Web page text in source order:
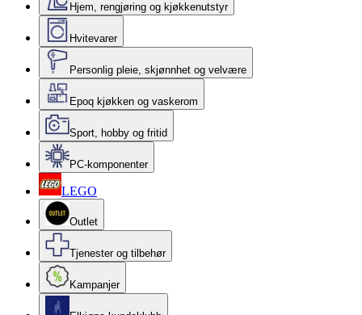
Hjem, rengjøring og kjøkkenutstyr
Hvitevarer
Personlig pleie, skjønnhet og velvære
Epoq kjøkken og vaskerom
Sport, hobby og fritid
PC-komponenter
LEGO
Outlet
Tjenester og tilbehør
Kampanjer